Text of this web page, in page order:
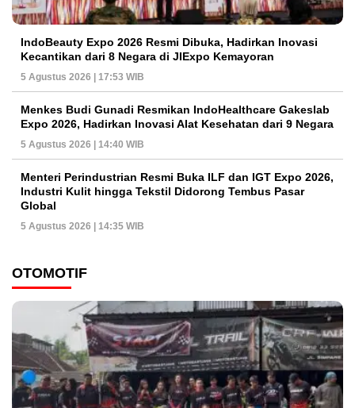
IndoBeauty Expo 2026 Resmi Dibuka, Hadirkan Inovasi
Kecantikan dari 8 Negara di JIExpo Kemayoran
5 Agustus 2026 | 17:53 WIB
Menkes Budi Gunadi Resmikan IndoHealthcare Gakeslab
Expo 2026, Hadirkan Inovasi Alat Kesehatan dari 9 Negara
5 Agustus 2026 | 14:40 WIB
Menteri Perindustrian Resmi Buka ILF dan IGT Expo 2026,
Industri Kulit hingga Tekstil Didorong Tembus Pasar
Global
5 Agustus 2026 | 14:35 WIB
OTOMOTIF